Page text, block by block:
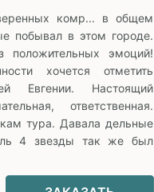
комр... в общем
побывал в этом городе.
положительных эмоций!
хочется отметить
Евгении. Настоящий
ответственная.
тура. Давала дельные
4 звезды так же был